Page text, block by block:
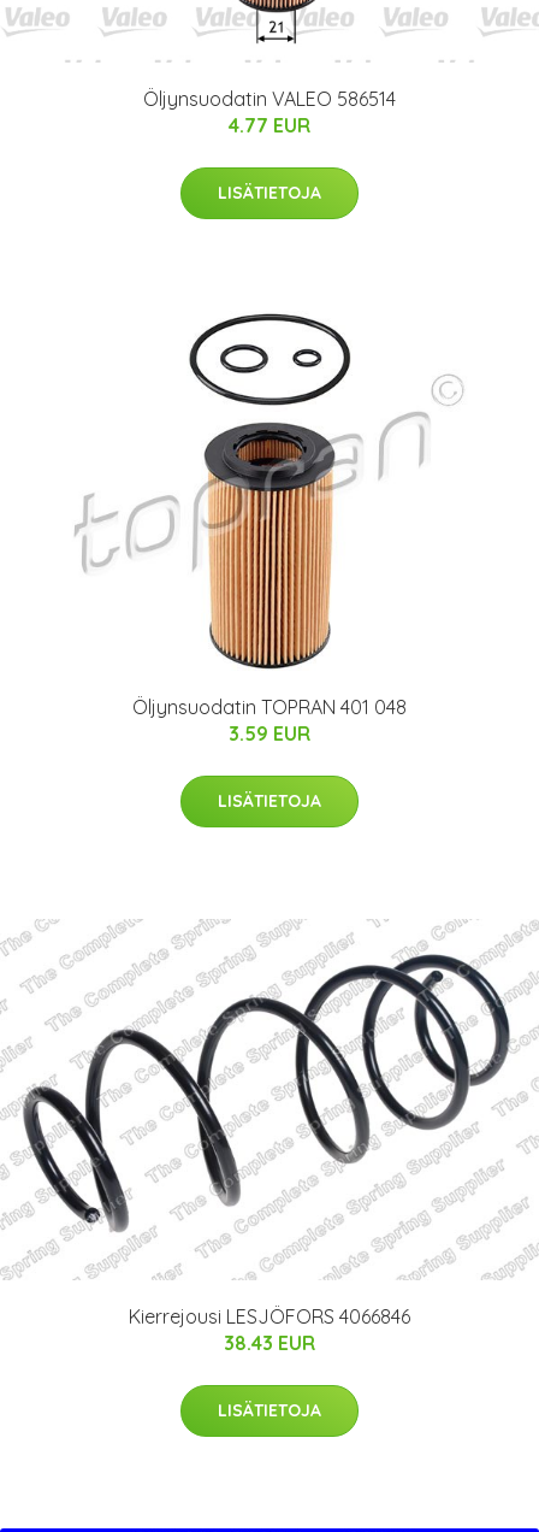
Öljynsuodatin VALEO 586514
4.77 EUR
LISÄTIETOJA
Öljynsuodatin TOPRAN 401 048
3.59 EUR
LISÄTIETOJA
Kierrejousi LESJÖFORS 4066846
38.43 EUR
LISÄTIETOJA